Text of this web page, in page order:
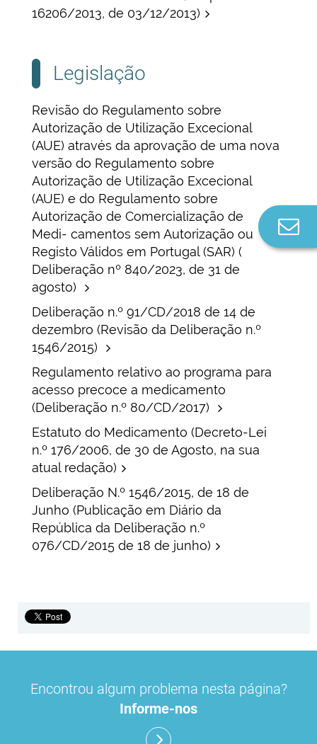
16206/2013, de 03/12/2013)
Legislação
Revisão do Regulamento sobre
Autorização de Utilização Excecional
(AUE) através da aprovação de uma nova
versão do Regulamento sobre
Autorização de Utilização Excecional
(AUE) e do Regulamento sobre
Autorização de Comercialização de
Medi- camentos sem Autorização ou
Registo Válidos em Portugal (SAR) (
Deliberação nº 840/2023, de 31 de
agosto)
Deliberação n.º 91/CD/2018 de 14 de
dezembro (Revisão da Deliberação n.º
1546/2015)
Regulamento relativo ao programa para
acesso precoce a medicamento
(Deliberação n.º 80/CD/2017)
Estatuto do Medicamento (Decreto-Lei
n.º 176/2006, de 30 de Agosto, na sua
atual redação)
Deliberação N.º 1546/2015, de 18 de
Junho (Publicação em Diário da
República da Deliberação n.º
076/CD/2015 de 18 de junho)
Consulte a informação disponível em
da-disponibilidade-do-medicamento#tab5
Destaques
Consulte a informação disponível em
da-disponibilidade-do-medicamento#tab5
Encontrou algum problema nesta página?
Informe-nos